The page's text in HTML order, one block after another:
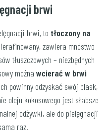
brwi
brwi, to tłoczony na
zawiera mnóstwo
tłuszczowych – niezbędnych
można wcierać w brwi
powinny odzyskać swój blask,
oleju kokosowego jest słabsze
odżywki, ale do pielęgnacji
raz.